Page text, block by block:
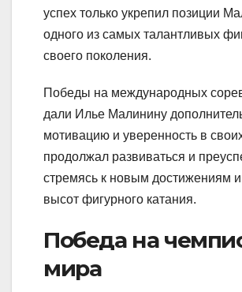
успех только укрепил позиции
одного из самых талантливых
своего поколения.
Победы на международных
дали Илье Малинину
мотивацию и уверенность в
продолжал развиваться и
стремясь к новым достижениям
высот фигурного катания.
Победа на
мира